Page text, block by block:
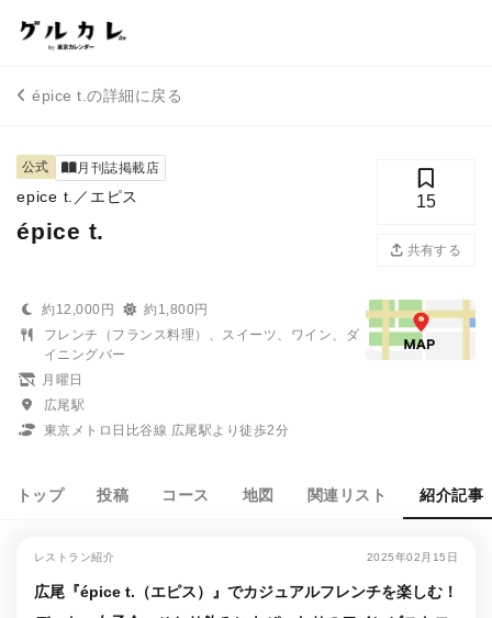
épice t.の詳細に戻る
公式 月刊誌掲載店
epice t.／エピス
épice t.
15
共有する
約12,000円
約1,800円
フレンチ（フランス料理）、スイーツ、ワイン、ダ
イニングバー
月曜日
広尾駅
東京メトロ日比谷線 広尾駅より徒歩2分
トップ 投稿 コース 地図 関連リスト 紹介記事
レストラン紹介 2025年02月15日
広尾『épice t.（エピス）』でカジュアルフレンチを楽しむ！